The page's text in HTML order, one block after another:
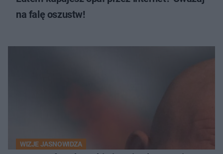
na falę oszustw!
WIZJE JASNOWIDZA